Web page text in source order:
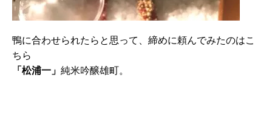
鴨に合わせられたらと思って、締めに頼んでみたのはこ
ちら
「松浦一」 純米吟醸雄町。